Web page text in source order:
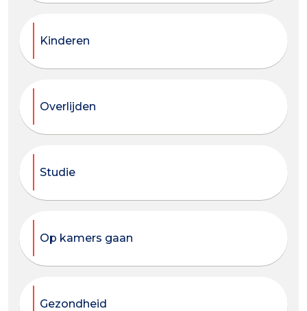
Kinderen
Overlijden
Studie
Op kamers gaan
Gezondheid